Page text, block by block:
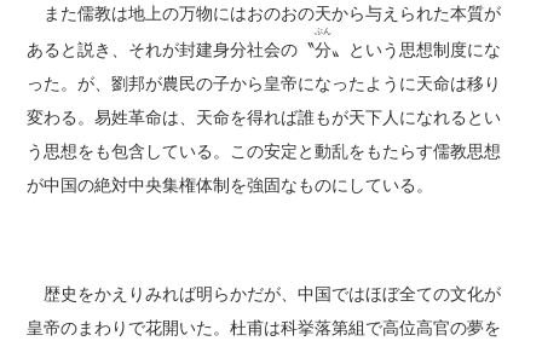
また儒教は地上の万物にはおのおの天から与えられた本質が
あると説き、それが封建身分社会の〝分
ぶん
〟という思想制度にな
った。が、劉邦が農民の子から皇帝になったように天命は移り
変わる。易姓革命は、天命を得れば誰もが天下人になれるとい
う思想をも包含している。この安定と動乱をもたらす儒教思想
が中国の絶対中央集権体制を強固なものにしている。
歴史をかえりみれば明らかだが、中国ではほぼ全ての文化が
皇帝のまわりで花開いた。杜甫は科挙落第組で高位高官の夢を